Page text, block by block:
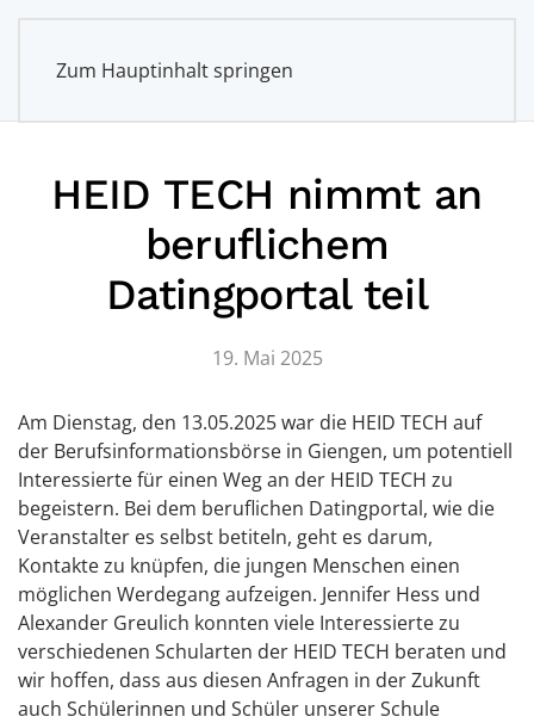
Zum Hauptinhalt springen
HEID TECH nimmt an
beruflichem
Datingportal teil
19. Mai 2025
Am Dienstag, den 13.05.2025 war die HEID TECH auf
der Berufsinformationsbörse in Giengen, um potentiell
Interessierte für einen Weg an der HEID TECH zu
begeistern. Bei dem beruflichen Datingportal, wie die
Veranstalter es selbst betiteln, geht es darum,
Kontakte zu knüpfen, die jungen Menschen einen
möglichen Werdegang aufzeigen. Jennifer Hess und
Alexander Greulich konnten viele Interessierte zu
verschiedenen Schularten der HEID TECH beraten und
wir hoffen, dass aus diesen Anfragen in der Zukunft
auch Schülerinnen und Schüler unserer Schule